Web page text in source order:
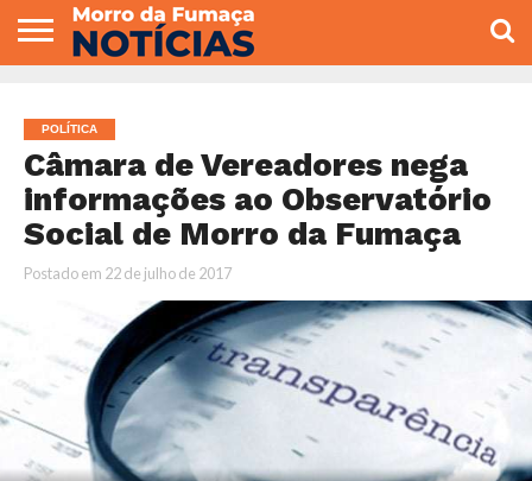
VEREADORES
POLÍTICA
Câmara de Vereadores nega
informações ao Observatório
Social de Morro da Fumaça
Postado em 22 de julho de 2017